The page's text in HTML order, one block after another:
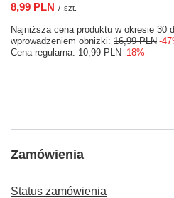
8,99 PLN / szt.
Najniższa cena produktu w okresie 30
wprowadzeniem obniżki: 16,99 PLN -
Cena regularna: 10,99 PLN -18%
Zamówienia
Status zamówienia